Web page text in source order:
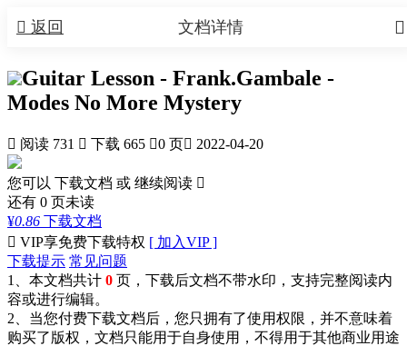
 返回 
文档详情
Guitar Lesson - Frank.Gambale -
Modes No More Mystery
 阅读 731  下载 665 0 页 2022-04-20
您可以 下载文档 或 继续阅读 
还有 0 页未读
¥0.86 下载文档
 VIP享免费下载特权 [ 加入VIP ]
下载提示 常见问题
1、本文档共计 0 页，下载后文档不带水印，支持完整阅读内
容或进行编辑。
2、当您付费下载文档后，您只拥有了使用权限，并不意味着
购买了版权，文档只能用于自身使用，不得用于其他商业用途